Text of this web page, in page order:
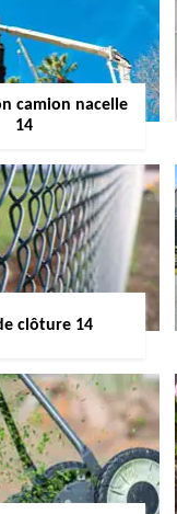
camion nacelle
14
clôture 14